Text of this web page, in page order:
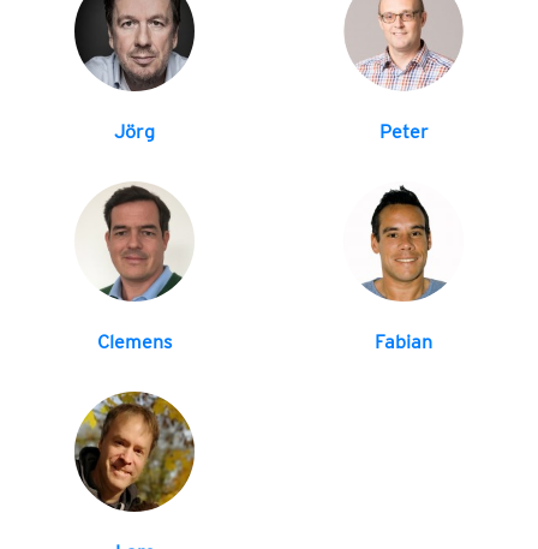
Jörg Peter
Clemens Fabian